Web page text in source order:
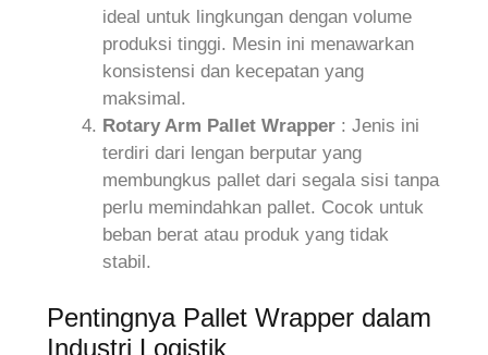
ideal untuk lingkungan dengan volume
produksi tinggi. Mesin ini menawarkan
konsistensi dan kecepatan yang
maksimal.
Rotary Arm Pallet Wrapper : Jenis ini
terdiri dari lengan berputar yang
membungkus pallet dari segala sisi tanpa
perlu memindahkan pallet. Cocok untuk
beban berat atau produk yang tidak
stabil.
Pentingnya Pallet Wrapper dalam
Industri Logistik